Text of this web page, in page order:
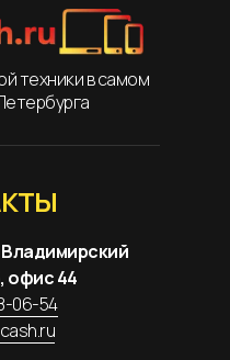
офис 44
06-54
техники в самом